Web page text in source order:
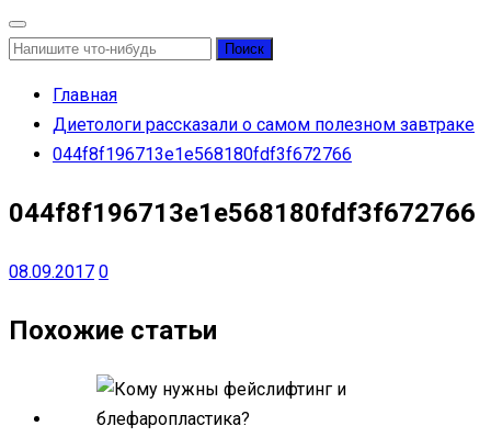
Найти:
Главная
Диетологи рассказали о самом полезном завтраке
044f8f196713e1e568180fdf3f672766
044f8f196713e1e568180fdf3f672766
08.09.2017 0
Похожие статьи